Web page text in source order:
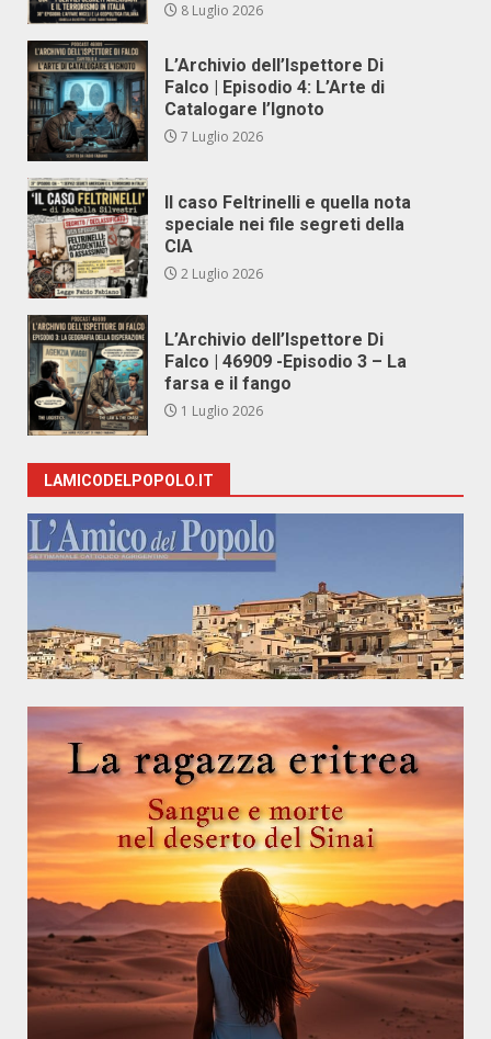
8 Luglio 2026
L’Archivio dell’Ispettore Di
Falco | Episodio 4: L’Arte di
Catalogare l’Ignoto
7 Luglio 2026
Il caso Feltrinelli e quella nota
speciale nei file segreti della
CIA
2 Luglio 2026
L’Archivio dell’Ispettore Di
Falco | 46909 -Episodio 3 – La
farsa e il fango
1 Luglio 2026
LAMICODELPOPOLO.IT